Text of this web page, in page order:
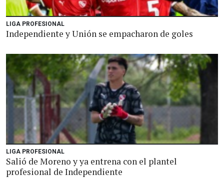
LIGA PROFESIONAL
Independiente y Unión se empacharon de goles
LIGA PROFESIONAL
Salió de Moreno y ya entrena con el plantel
profesional de Independiente